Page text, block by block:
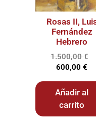
Rosas II,
Fernández
Hebrero
1.500,00€
600,00 €
Añadir al
carrito